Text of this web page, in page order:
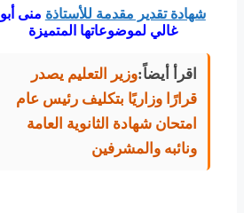
شهادة تقدير مقدمة للأستاذة منى أبو
غالي لموضوعاتها المتميزة
اقرأ أيضاً:وزير التعليم يصدر
قرارًا وزاريًا بتكليف رئيس عام
امتحان شهادة الثانوية العامة
ونائبه والمشرفين